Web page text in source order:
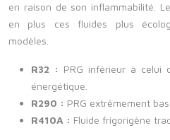
en raison de son inflammabilité.
en plus ces fluides plus
modèles.
R32 : PRG inférieur à celui
énergétique.
R290 : PRG extrêmement
R410A : Fluide frigorigène